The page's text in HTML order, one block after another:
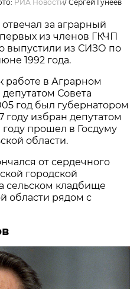
РИА Новости/Сергей Гунеев
отвечал за аграрный
из членов ГКЧП
выпустили из СИЗО по
1992 года.
работе в Аграрном
депутатом Совета
год был губернатором
году избран депутатом
прошел в Госдуму
области.
от сердечного
городской
сельском кладбище
области рядом с